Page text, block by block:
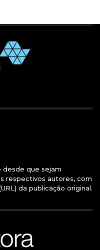
que sejam
respectivos autores, com
da publicação original.